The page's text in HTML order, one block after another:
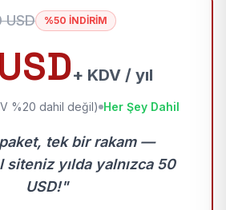
USD %50 İNDİRİM
+ KDV / yıl
%20 dahil değil) Her Şey Dahil
tek bir rakam —
yılda yalnızca 50
USD!"